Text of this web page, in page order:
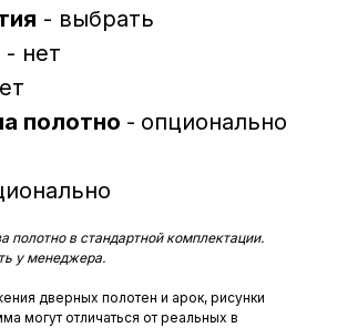
- выбрать
- нет
полотно - опционально
полотно в стандартной комплектации.
у менеджера.
дверных полотен и арок, рисунки
могут отличаться от реальных в